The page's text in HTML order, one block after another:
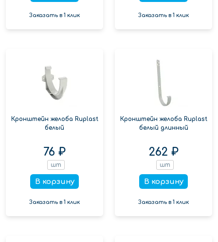
Заказать в 1 клик Заказать в 1 клик
Кронштейн желоба Ruplast
белый
76 ₽
шт
В корзину
Заказать в 1 клик
Кронштейн желоба Ruplast
белый длинный
262 ₽
шт
В корзину
Заказать в 1 клик